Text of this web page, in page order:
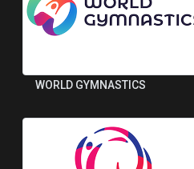
WORLD GYMNASTICS